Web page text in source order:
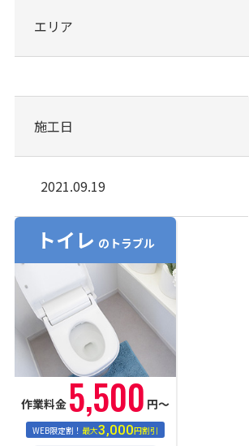
エリア
施工日
2021.09.19
トイレ のトラブル
作業料金 5,500 円〜
WEB限定割！最大3,000円割引